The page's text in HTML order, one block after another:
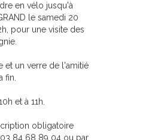
en vélo jusqu'à
le samedi 20
pour une visite des
et un verre de l'amitié
fin.
et à 11h.
obligatoire
03 84 68 89 04 ou par